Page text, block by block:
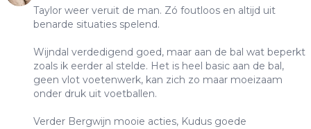
Taylor weer veruit de man. Zó foutloos en altijd uit
benarde situaties spelend.
Wijndal verdedigend goed, maar aan de bal wat beperkt
zoals ik eerder al stelde. Het is heel basic aan de bal,
geen vlot voetenwerk, kan zich zo maar moeizaam
onder druk uit voetballen.
Verder Bergwijn mooie acties, Kudus goede